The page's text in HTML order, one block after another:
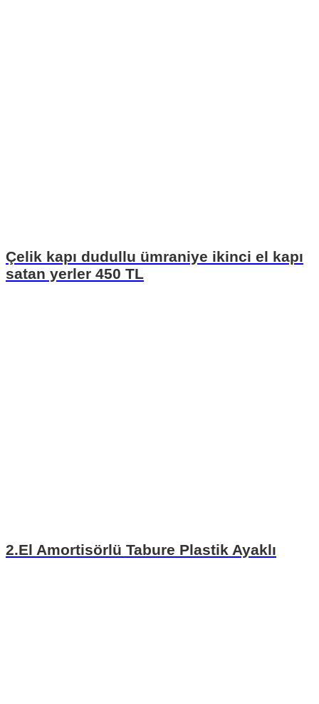
Çelik kapı dudullu ümraniye ikinci el kapı
satan yerler 450 TL
2.El Amortisörlü Tabure Plastik Ayaklı